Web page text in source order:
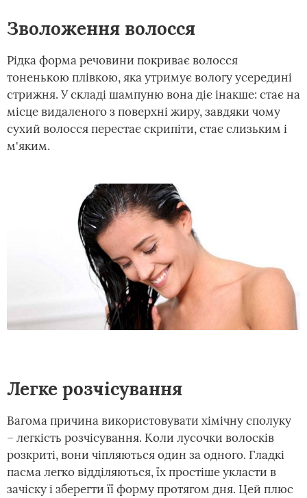
Зволоження волосся
Рідка форма речовини покриває волосся
тоненькою плівкою, яка утримує вологу усередині
стрижня. У складі шампуню вона діє інакше: стає на
місце видаленого з поверхні жиру, завдяки чому
сухий волосся перестає скрипіти, стає слизьким і
м'яким.
Легке розчісування
Вагома причина використовувати хімічну сполуку
– легкість розчісування. Коли лусочки волосків
розкриті, вони чіпляються один за одного. Гладкі
пасма легко відділяються, їх простіше укласти в
зачіску і зберегти її форму протягом дня. Цей плюс